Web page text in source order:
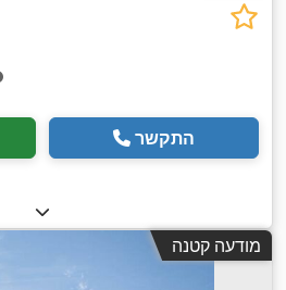
התקשר
מודעה קטנה